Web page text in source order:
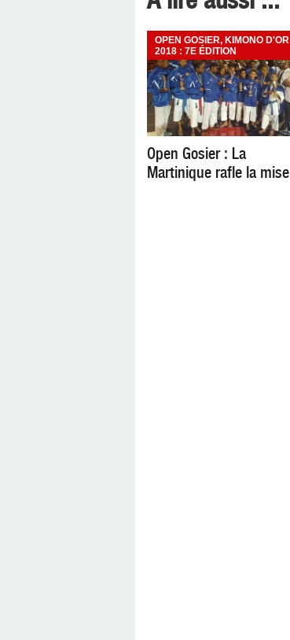
OPEN GOSIER, KIMONO D'OR
2018 : 7E ÉDITION
Open Gosier : La
Martinique rafle la mise